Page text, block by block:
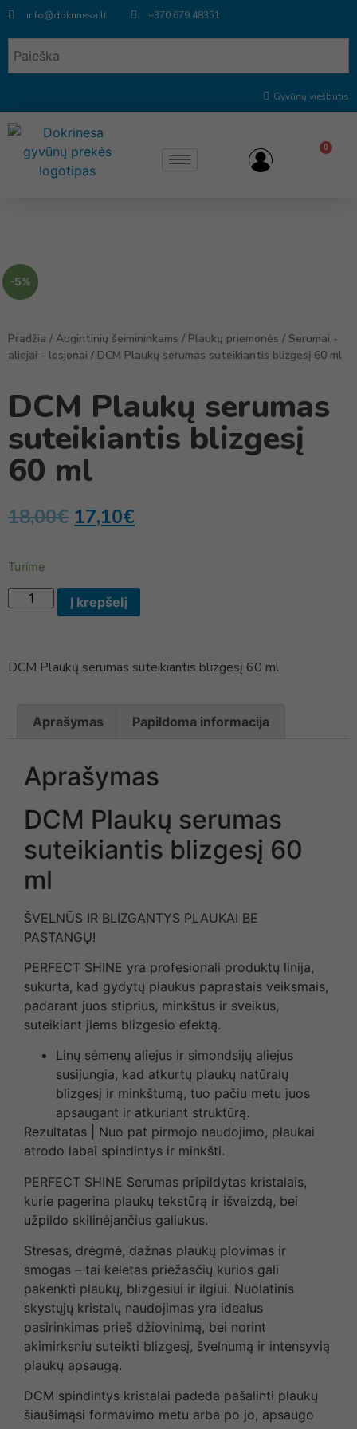
info@dokrinesa.lt +370 679 48351
Gyvūnų viešbutis
0
-5%
Pradžia / Augintinių šeimininkams / Plaukų priemonės / Serumai -
aliejai - losjonai / DCM Plaukų serumas suteikiantis blizgesį 60 ml
DCM Plaukų serumas
suteikiantis blizgesį
60 ml
18,00€ 17,10€
Turime
Į krepšelį
DCM Plaukų serumas suteikiantis blizgesį 60 ml
Aprašymas Papildoma informacija
Aprašymas
DCM Plaukų serumas
suteikiantis blizgesį 60
ml
ŠVELNŪS IR BLIZGANTYS PLAUKAI BE
PASTANGŲ!
PERFECT SHINE yra profesionali produktų linija,
sukurta, kad gydytų plaukus paprastais veiksmais,
padarant juos stiprius, minkštus ir sveikus,
suteikiant jiems blizgesio efektą.
Linų sėmenų aliejus ir simondsijų aliejus
susijungia, kad atkurtų plaukų natūralų
blizgesį ir minkštumą, tuo pačiu metu juos
apsaugant ir atkuriant struktūrą.
Rezultatas | Nuo pat pirmojo naudojimo, plaukai
atrodo labai spindintys ir minkšti.
PERFECT SHINE Serumas pripildytas kristalais,
kurie pagerina plaukų tekstūrą ir išvaizdą, bei
užpildo skilinėjančius galiukus.
Stresas, drėgmė, dažnas plaukų plovimas ir
smogas – tai keletas priežasčių kurios gali
pakenkti plaukų, blizgesiui ir ilgiui. Nuolatinis
skystųjų kristalų naudojimas yra idealus
pasirinkimas prieš džiovinimą, bei norint
akimirksniu suteikti blizgesį, švelnumą ir intensyvią
plaukų apsaugą.
DCM spindintys kristalai padeda pašalinti plaukų
šiaušimąsi formavimo metu arba po jo, apsaugo